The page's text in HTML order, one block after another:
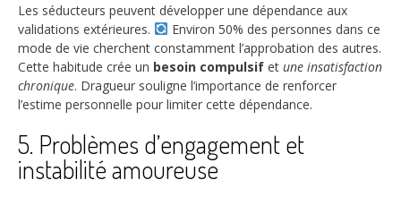
Les séducteurs peuvent développer une dépendance aux
validations extérieures.
Environ 50% des personnes dans ce
mode de vie cherchent constamment l’approbation des autres.
Cette habitude crée un besoin compulsif et une insatisfaction
chronique. Dragueur souligne l’importance de renforcer
l’estime personnelle pour limiter cette dépendance.
5. Problèmes d’engagement et
instabilité amoureuse